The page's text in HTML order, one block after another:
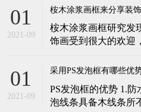
时，天花板与墙壁接
目前室内门套线，采
花纹造型，美观度差
01
2021-09
桉木涂浆画框来分享装
桉木涂浆画框研究发
饰画受到很大的欢迎
本身，装饰画框的选
彩。今天桉木涂浆画
选择和摆放的方法。 墙面是装饰画比较常
01
2021-09
采用PS发泡框有哪些优
PS发泡框的优势 1.防水、防腐、防蛀，发
泡线条具备木线条所